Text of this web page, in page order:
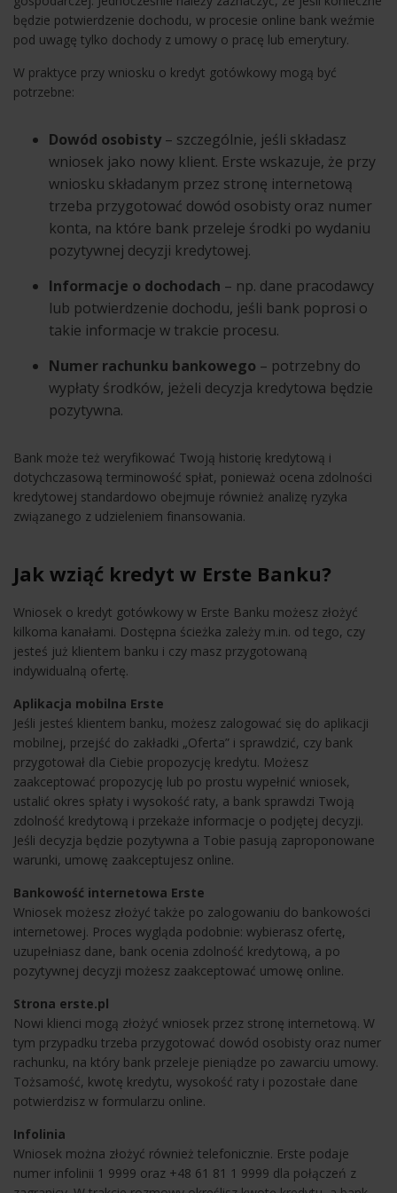
będzie potwierdzenie dochodu, w procesie online bank weźmie
pod uwagę tylko dochody z umowy o pracę lub emerytury.
W praktyce przy wniosku o kredyt gotówkowy mogą być
potrzebne:
Dowód osobisty – szczególnie, jeśli składasz
wniosek jako nowy klient. Erste wskazuje, że przy
wniosku składanym przez stronę internetową
trzeba przygotować dowód osobisty oraz numer
konta, na które bank przeleje środki po wydaniu
pozytywnej decyzji kredytowej.
Informacje o dochodach – np. dane pracodawcy
lub potwierdzenie dochodu, jeśli bank poprosi o
takie informacje w trakcie procesu.
Numer rachunku bankowego – potrzebny do
wypłaty środków, jeżeli decyzja kredytowa będzie
pozytywna.
Bank może też weryfikować Twoją historię kredytową i
dotychczasową terminowość spłat, ponieważ ocena zdolności
kredytowej standardowo obejmuje również analizę ryzyka
związanego z udzieleniem finansowania.
Jak wziąć kredyt w Erste Banku?
Wniosek o kredyt gotówkowy w Erste Banku możesz złożyć
kilkoma kanałami. Dostępna ścieżka zależy m.in. od tego, czy
jesteś już klientem banku i czy masz przygotowaną
indywidualną ofertę.
Aplikacja mobilna Erste
Jeśli jesteś klientem banku, możesz zalogować się do aplikacji
mobilnej, przejść do zakładki „Oferta” i sprawdzić, czy bank
przygotował dla Ciebie propozycję kredytu. Możesz
zaakceptować propozycję lub po prostu wypełnić wniosek,
ustalić okres spłaty i wysokość raty, a bank sprawdzi Twoją
zdolność kredytową i przekaże informacje o podjętej decyzji.
Jeśli decyzja będzie pozytywna a Tobie pasują zaproponowane
warunki, umowę zaakceptujesz online.
Bankowość internetowa Erste
Wniosek możesz złożyć także po zalogowaniu do bankowości
internetowej. Proces wygląda podobnie: wybierasz ofertę,
uzupełniasz dane, bank ocenia zdolność kredytową, a po
pozytywnej decyzji możesz zaakceptować umowę online.
Strona erste.pl
Nowi klienci mogą złożyć wniosek przez stronę internetową. W
tym przypadku trzeba przygotować dowód osobisty oraz numer
rachunku, na który bank przeleje pieniądze po zawarciu umowy.
Tożsamość, kwotę kredytu, wysokość raty i pozostałe dane
potwierdzisz w formularzu online.
Infolinia
Wniosek można złożyć również telefonicznie. Erste podaje
numer infolinii 1 9999 oraz +48 61 81 1 9999 dla połączeń z